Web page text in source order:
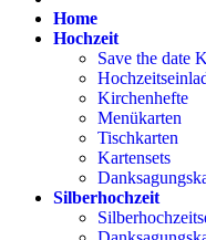
Home
Hochzeit
Save the date
Kirchenhefte
Menükarten
Tischkarten
Kartensets
Silberhochzeit